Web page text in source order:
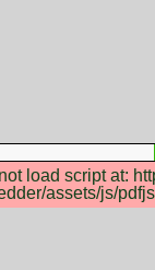
load script at:
assets/js/